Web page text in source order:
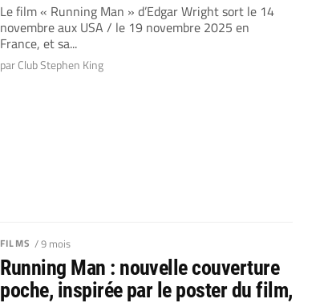
Le film « Running Man » d’Edgar Wright sort le 14
novembre aux USA / le 19 novembre 2025 en
France, et sa...
par Club Stephen King
FILMS / 9 mois
Running Man : nouvelle couverture
poche, inspirée par le poster du film,